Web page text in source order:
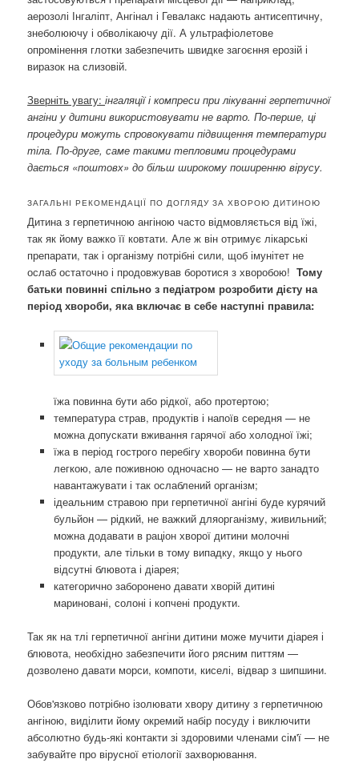
аерозолі Інгаліпт, Ангінал і Гевалакс надають антисептичну,
знеболюючу і обволікаючу дії. А ультрафіолетове
опромінення глотки забезпечить швидке загоєння ерозій і
виразок на слизовій.
Зверніть увагу:інгаляції і компреси при лікуванні герпетичної
ангіни у дитини використовувати не варто. По-перше, ці
процедури можуть спровокувати підвищення температури
тіла. По-друге, саме такими тепловими процедурами
дається «поштовх» до більш широкому поширенню вірусу.
ЗАГАЛЬНІ РЕКОМЕНДАЦІЇ ПО ДОГЛЯДУ ЗА ХВОРОЮ ДИТИНОЮ
Дитина з герпетичною ангіною часто відмовляється від їжі,
так як йому важко її ковтати. Але ж він отримує лікарські
препарати, так і організму потрібні сили, щоб імунітет не
ослаб остаточно і продовжував боротися з хворобою! Тому
батьки повинні спільно з педіатром розробити дієту на
період хвороби, яка включає в себе наступні правила:
їжа повинна бути або рідкої, або протертою;
температура страв, продуктів і напоїв середня — не
можна допускати вживання гарячої або холодної їжі;
їжа в період гострого перебігу хвороби повинна бути
легкою, але поживною одночасно — не варто занадто
навантажувати і так ослаблений організм;
ідеальним стравою при герпетичної ангіні буде курячий
бульйон — рідкий, не важкий дляорганізму, живильний;
можна додавати в раціон хворої дитини молочні
продукти, але тільки в тому випадку, якщо у нього
відсутні блювота і діарея;
категорично заборонено давати хворій дитині
мариновані, солоні і копчені продукти.
Так як на тлі герпетичної ангіни дитини може мучити діарея і
блювота, необхідно забезпечити його рясним питтям —
дозволено давати морси, компоти, киселі, відвар з шипшини.
Обов'язково потрібно ізолювати хвору дитину з герпетичною
ангіною, виділити йому окремий набір посуду і виключити
абсолютно будь-які контакти зі здоровими членами сім'ї — не
забувайте про вірусної етіології захворювання.